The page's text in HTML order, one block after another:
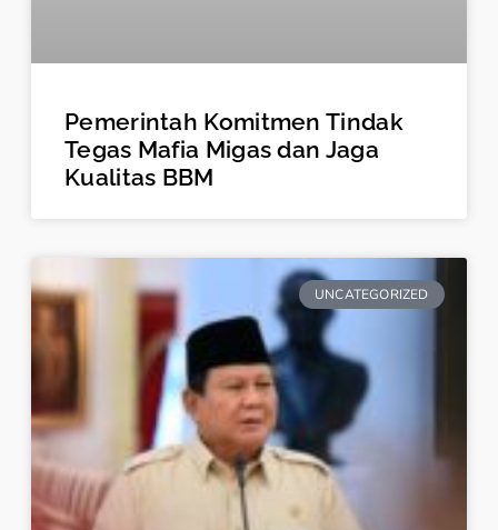
Pemerintah Komitmen Tindak
Tegas Mafia Migas dan Jaga
Kualitas BBM
UNCATEGORIZED